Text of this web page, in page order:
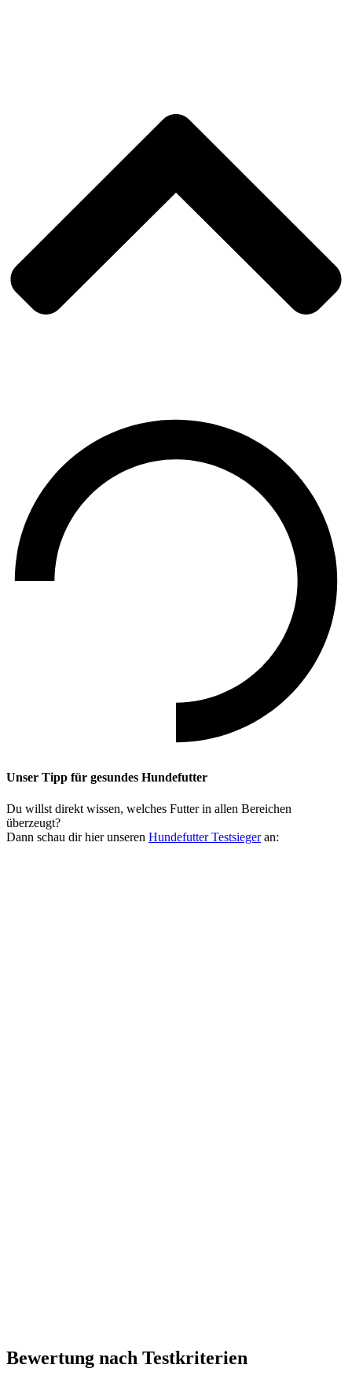
Unser Tipp für gesundes Hundefutter
Du willst direkt wissen, welches Futter in allen Bereichen
überzeugt?
Dann schau dir hier unseren Hundefutter Testsiegeran:
Bewertung nach Testkriterien